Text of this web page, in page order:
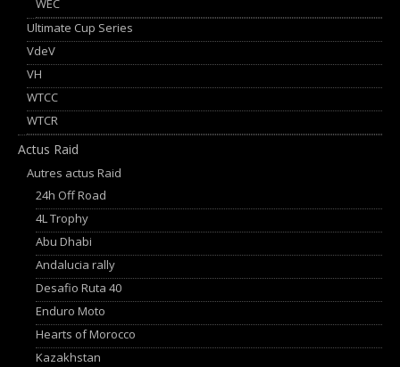
WEC
Ultimate Cup Series
VdeV
VH
WTCC
WTCR
Actus Raid
Autres actus Raid
24h Off Road
4L Trophy
Abu Dhabi
Andalucia rally
Desafio Ruta 40
Enduro Moto
Hearts of Morocco
Kazakhstan